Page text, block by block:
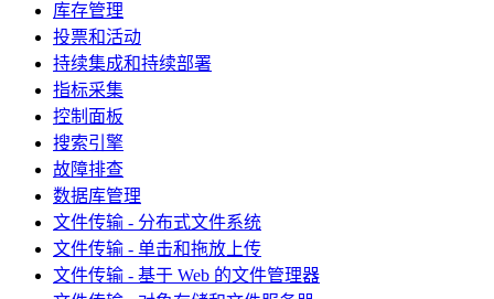
库存管理
投票和活动
持续集成和持续部署
指标采集
控制面板
搜索引擎
故障排查
数据库管理
文件传输 - 分布式文件系统
文件传输 - 单击和拖放上传
文件传输 - 基于 Web 的文件管理器